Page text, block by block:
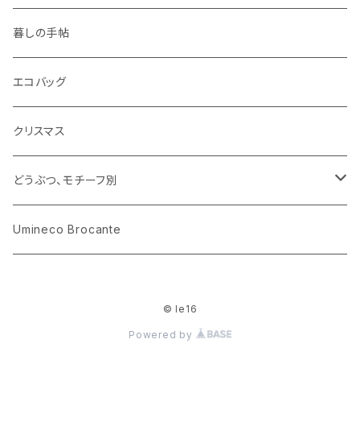
ピノキオ
ミニチュア、ドールハウス
古レコード
古せっけん
ラッピングペーパー、壁紙
紙
布地
ガラス
花びん
小物入れ
陶磁器
カップアンドソーサー
プレート
木製品
ホーロー
メタル
暮しの手帖
エコバッグ
クリスマス
どうぶつ、モチーフ別
くま、ベア
Umineco Brocante
© le16
Powered by